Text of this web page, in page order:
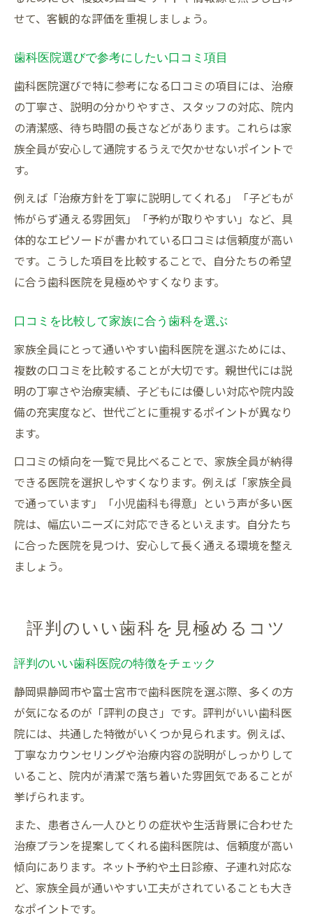
せて、客観的な評価を重視しましょう。
歯科医院選びで参考にしたい口コミ項目
歯科医院選びで特に参考になる口コミの項目には、治療
の丁寧さ、説明の分かりやすさ、スタッフの対応、院内
の清潔感、待ち時間の長さなどがあります。これらは家
族全員が安心して通院するうえで欠かせないポイントで
す。
例えば「治療方針を丁寧に説明してくれる」「子どもが
怖がらず通える雰囲気」「予約が取りやすい」など、具
体的なエピソードが書かれている口コミは信頼度が高い
です。こうした項目を比較することで、自分たちの希望
に合う歯科医院を見極めやすくなります。
口コミを比較して家族に合う歯科を選ぶ
家族全員にとって通いやすい歯科医院を選ぶためには、
複数の口コミを比較することが大切です。親世代には説
明の丁寧さや治療実績、子どもには優しい対応や院内設
備の充実度など、世代ごとに重視するポイントが異なり
ます。
口コミの傾向を一覧で見比べることで、家族全員が納得
できる医院を選択しやすくなります。例えば「家族全員
で通っています」「小児歯科も得意」という声が多い医
院は、幅広いニーズに対応できるといえます。自分たち
に合った医院を見つけ、安心して長く通える環境を整え
ましょう。
評判のいい歯科を見極めるコツ
評判のいい歯科医院の特徴をチェック
静岡県静岡市や富士宮市で歯科医院を選ぶ際、多くの方
が気になるのが「評判の良さ」です。評判がいい歯科医
院には、共通した特徴がいくつか見られます。例えば、
丁寧なカウンセリングや治療内容の説明がしっかりして
いること、院内が清潔で落ち着いた雰囲気であることが
挙げられます。
また、患者さん一人ひとりの症状や生活背景に合わせた
治療プランを提案してくれる歯科医院は、信頼度が高い
傾向にあります。ネット予約や土日診療、子連れ対応な
ど、家族全員が通いやすい工夫がされていることも大き
なポイントです。